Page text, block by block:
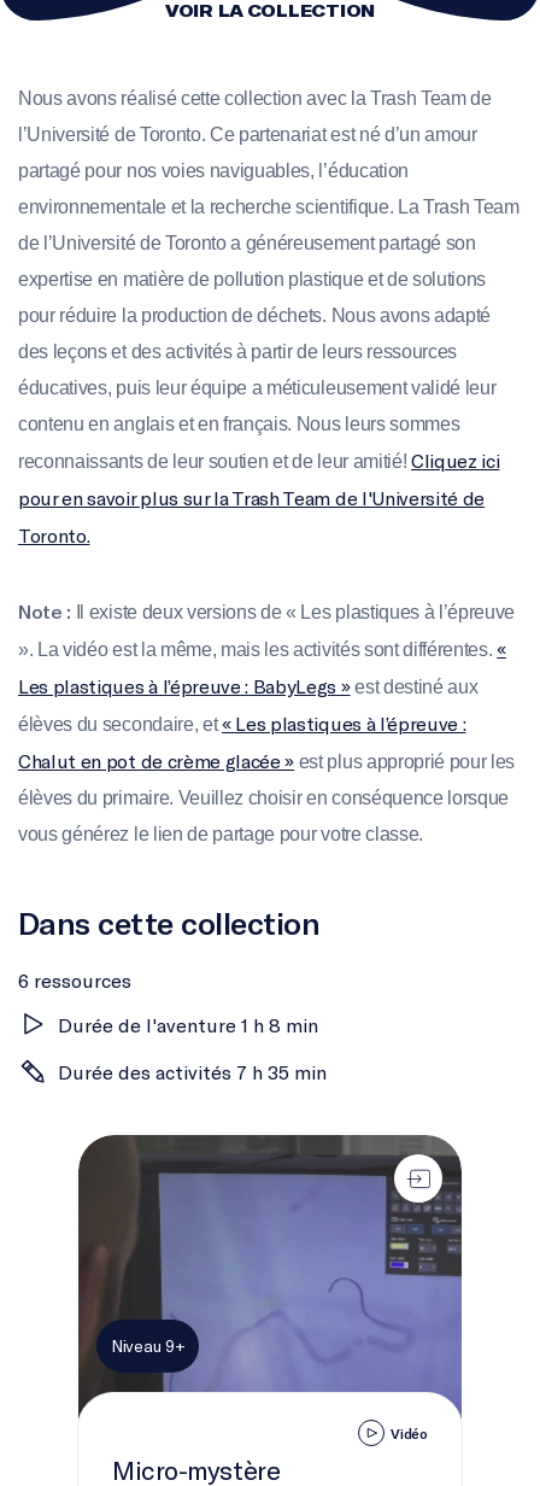
VOIR LA COLLECTION
Nous avons réalisé cette collection avec la Trash Team de
l’Université de Toronto. Ce partenariat est né d’un amour
partagé pour nos voies naviguables, l’éducation
environnementale et la recherche scientifique. La Trash Team
de l’Université de Toronto a généreusement partagé son
expertise en matière de pollution plastique et de solutions
pour réduire la production de déchets. Nous avons adapté
des leçons et des activités à partir de leurs ressources
éducatives, puis leur équipe a méticuleusement validé leur
contenu en anglais et en français. Nous leurs sommes
reconnaissants de leur soutien et de leur amitié! Cliquez ici
pour en savoir plus sur la Trash Team de l'Université de
Toronto.
Note : Il existe deux versions de « Les plastiques à l’épreuve
». La vidéo est la même, mais les activités sont différentes.«
Les plastiques à l’épreuve : BabyLegs »est destiné aux
élèves du secondaire, et« Les plastiques à l’épreuve :
Chalut en pot de crème glacée » est plus approprié pour les
élèves du primaire. Veuillez choisir en conséquence lorsque
vous générez le lien de partage pour votre classe.
Dans cette collection
6 ressources
Durée de l'aventure 1 h 8 min
Durée des activités 7 h 35 min
Micro-mystère
Niveau 9+
Vidéo
Micro-mystère